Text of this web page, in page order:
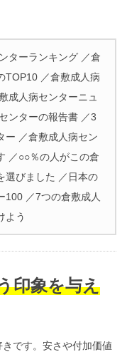
ターランキング ／倉
TOP10 ／倉敷成人病
成人病センターニュ
ンターの報告書 ／3
ー ／倉敷成人病セン
／○○％の人がこの倉
選びました ／日本の
100 ／7つの倉敷成人
よう
印象を与え
です。安さや付加価値